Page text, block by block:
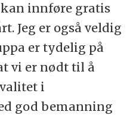
innføre gratis
Jeg er også veldig
er tydelig på
vi er nødt til å
i
god bemanning